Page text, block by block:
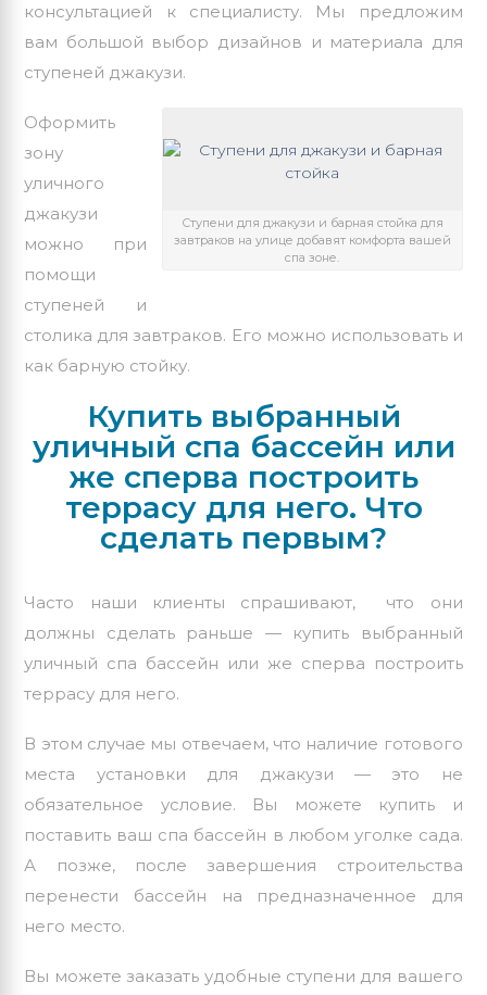
консультацией к специалисту. Мы предложим
вам большой выбор дизайнов и материала для
ступеней джакузи.
Ступени для джакузи и барная стойка для
завтраков на улице добавят комфорта вашей
спа зоне.
Оформить
зону
уличного
джакузи
можно при
помощи
ступеней и
столика для завтраков. Его можно использовать и
как барную стойку.
Купить выбранный
уличный спа бассейн или
же сперва построить
террасу для него. Что
сделать первым?
Часто наши клиенты спрашивают, что они
должны сделать раньше — купить выбранный
уличный спа бассейн или же сперва построить
террасу для него.
В этом случае мы отвечаем, что наличие готового
места установки для джакузи — это не
обязательное условие. Вы можете купить и
поставить ваш спа бассейн в любом уголке сада.
А позже, после завершения строительства
перенести бассейн на предназначенное для
него место.
Вы можете заказать удобные ступени для вашего